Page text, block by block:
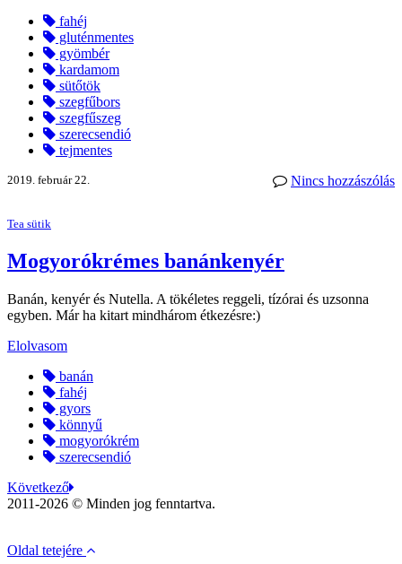
fahéj
gluténmentes
gyömbér
kardamom
sütőtök
szegfűbors
szegfűszeg
szerecsendió
tejmentes
Nincs hozzászólás
2019. február 22.
Tea sütik
Mogyorókrémes banánkenyér
Banán, kenyér és Nutella. A tökéletes reggeli, tízórai és uzsonna
egyben. Már ha kitart mindhárom étkezésre:)
Elolvasom
banán
fahéj
gyors
könnyű
mogyorókrém
szerecsendió
Következő
2011-2026 © Minden jog fenntartva.
Oldal tetejére